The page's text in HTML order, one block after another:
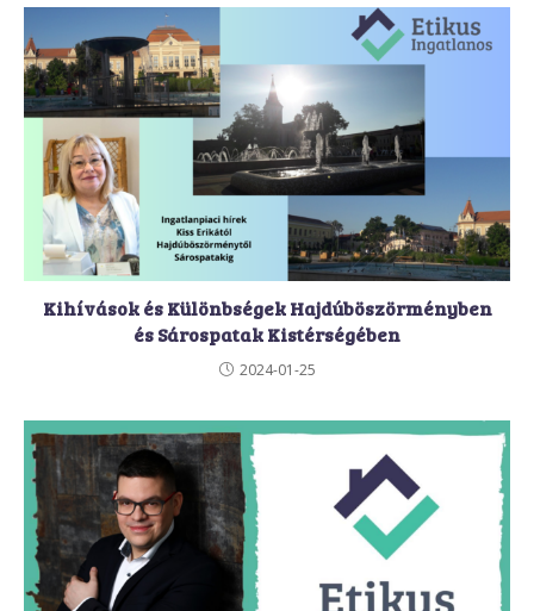
Kihívások és Különbségek Hajdúböszörményben
és Sárospatak Kistérségében
2024-01-25